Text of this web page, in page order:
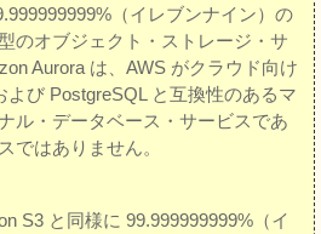
（イレブンナイン）の
のオブジェクト・ストレージ・サ
Aurora は、AWS がクラウド向け
び PostgreSQL と互換性のあるマ
ル・データベース・サービスであ
ではありません。
S3 と同様に 99.999999999%（イ